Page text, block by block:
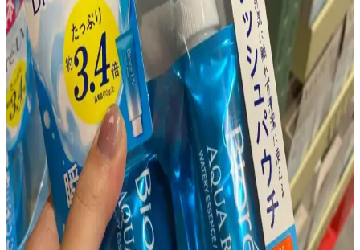
Yağlı ciltler için sıcak ve nemli havalarda tercih edilecek güneş
koruyucuların hafif, mat yapıda ve suya dayanıklı olması gereklidir.
Japon, Kore ve Tayland markaları uygun seçenekler sunar.
Sulfacetamide ve Sülfür İçeren Ürünlerle Seboreik
Dermatit ve Kızarıklık Yönetimi Yöntemleri
Sulfacetamide ve sülfür içeren yıkama ürünleri, Rhofade krem ve
Malezia nemlendirici gibi ürünlerle seboreik dermatit ve cilt
kızarıklığı yönetiminde antimikrobiyal ve nemlendirici etkiler
sağlanır. Aktif maddelerin dönüşümlü kullanımı tedavi etkinliğini
artırır.
Asya Güzellik Rutini Perspektifinden Kolajen
Üretimini Destekleyen Ürünler ve İçerikler